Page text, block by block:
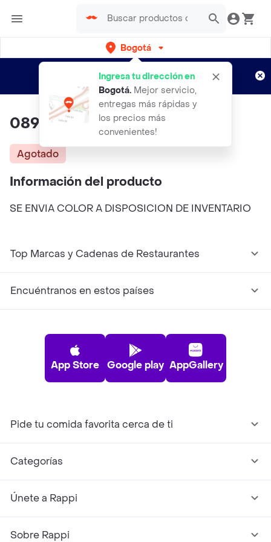
Bogotá
Ingresa tu dirección en
Bogotá. Mejor servicio,
entregas más rápidas y
los precios más
convenientes!
envíos gratis por semanas
Aplican TyC
0891 Tanga
Agotado
Información del producto
SE ENVIA COLOR A DISPOSICION DE INVENTARIO
Top Marcas y Cadenas de Restaurantes
Encuéntranos en estos países
App Store Google play AppGallery
Pide tu comida favorita cerca de ti
Categorías
Únete a Rappi
Sobre Rappi